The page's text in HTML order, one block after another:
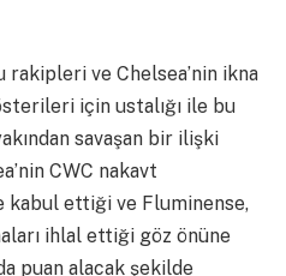
rakipleri ve Chelsea’nin ikna
için ustalığı ile bu
savaşan bir ilişki
CWC nakavt
kabul ettiği ve Fluminense,
ihlal ettiği göz önüne
puan alacak şekilde